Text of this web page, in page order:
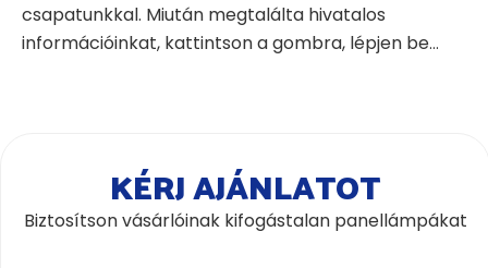
csapatunkkal. Miután megtalálta hivatalos
információinkat, kattintson a gombra, lépjen be
KÉRJ AJÁNLATOT
Biztosítson vásárlóinak kifogástalan panellámpákat